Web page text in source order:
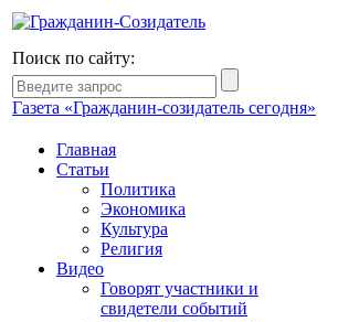
Поиск по сайту:
Газета «Гражданин-созидатель сегодня»
Главная
Статьи
Политика
Экономика
Культура
Религия
Видео
Говорят участники и
свидетели событий